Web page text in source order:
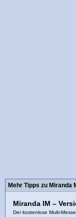
Mehr Tipps zu Miranda
Miranda IM –
Der kostenlose Multi-